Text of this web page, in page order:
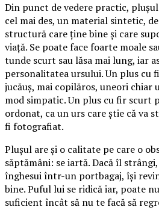
Din punct de vedere practic,
cel mai des, un material sintetic,
structură care ține bine și care
viață. Se poate face foarte moale
tunde scurt sau lăsa mai lung, iar
personalitatea ursului. Un plus cu
jucăuș, mai copilăros, uneori chiar
mod simpatic. Un plus cu fir scurt
ordonat, ca un urs care știe că va
fi fotografiat.
Plușul are și o calitate pe care o
săptămâni: se iartă. Dacă îl
înghesui într-un portbagaj, își
bine. Puful lui se ridică iar, poate
suficient încât să nu te facă să